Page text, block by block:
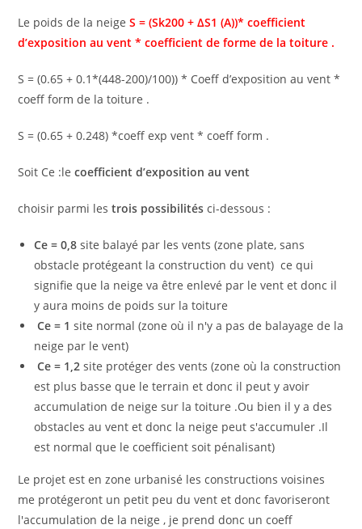
Le poids de la neigeS = (Sk200 + ΔS1 (A))* coefficient
d’exposition au vent * coefficient de forme de la toiture .
S = (0.65 + 0.1*(448-200)/100)) * Coeff d’exposition au vent *
coeff form de la toiture .
S = (0.65 + 0.248) *coeff exp vent * coeff form .
Soit Ce :lecoefficient d’exposition au vent
choisir parmi lestrois possibilités ci-dessous :
Ce = 0,8 site balayé par les vents (zone plate, sans
obstacle protégeant la construction du vent) ce qui
signifie que la neige va être enlevé par le vent et donc il
y aura moins de poids sur la toiture
Ce = 1 site normal (zone où il n'y a pas de balayage de la
neige par le vent)
Ce = 1,2 site protéger des vents (zone où la construction
est plus basse que le terrain et donc il peut y avoir
accumulation de neige sur la toiture .Ou bien il y a des
obstacles au vent et donc la neige peut s'accumuler .Il
est normal que le coefficient soit pénalisant)
Le projet est en zone urbanisé les constructions voisines
me protégeront un petit peu du vent et donc favoriseront
l'accumulation de la neige , je prend donc un coeff